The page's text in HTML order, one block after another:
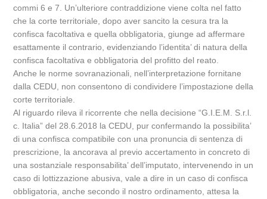
commi 6 e 7. Un’ulteriore contraddizione viene colta nel fatto
che la corte territoriale, dopo aver sancito la cesura tra la
confisca facoltativa e quella obbligatoria, giunge ad affermare
esattamente il contrario, evidenziando l’identita’ di natura della
confisca facoltativa e obbligatoria del profitto del reato.
Anche le norme sovranazionali, nell’interpretazione fornitane
dalla CEDU, non consentono di condividere l’impostazione della
corte territoriale.
Al riguardo rileva il ricorrente che nella decisione “G.I.E.M. S.r.l.
c. Italia” del 28.6.2018 la CEDU, pur confermando la possibilita’
di una confisca compatibile con una pronuncia di sentenza di
prescrizione, la ancorava al previo accertamento in concreto di
una sostanziale responsabilita’ dell’imputato, intervenendo in un
caso di lottizzazione abusiva, vale a dire in un caso di confisca
obbligatoria, anche secondo il nostro ordinamento, attesa la